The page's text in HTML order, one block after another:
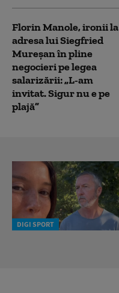
Florin Manole, ironii la
adresa lui Siegfried
Mureșan în pline
negocieri pe legea
salarizării: „L-am
invitat. Sigur nu e pe
plajă”
DIGI SPORT